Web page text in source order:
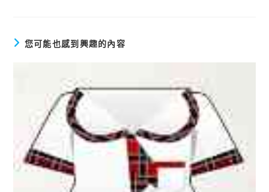
您可能也感到興趣的內容